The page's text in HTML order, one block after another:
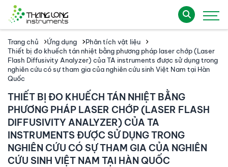
Trang chủ Ứng dụng
Phân tích vật liệu
Thiết bị đo khuếch tán nhiệt bằng phương pháp laser chớp (Laser
Flash Diffusivity Analyzer) của TA instruments được sử dụng trong
nghiên cứu có sự tham gia của nghiên cứu sinh Việt Nam tại Hàn
Quốc
THIẾT BỊ ĐO KHUẾCH TÁN NHIỆT BẰNG
PHƯƠNG PHÁP LASER CHỚP (LASER FLASH
DIFFUSIVITY ANALYZER) CỦA TA
INSTRUMENTS ĐƯỢC SỬ DỤNG TRONG
NGHIÊN CỨU CÓ SỰ THAM GIA CỦA NGHIÊN
CỨU SINH VIỆT NAM TẠI HÀN QUỐC